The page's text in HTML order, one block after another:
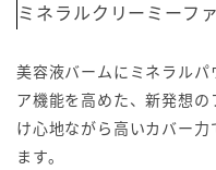
ミネラルクリーミーフ
美容液バームにミネラル
ア機能を高めた、新発想
け心地ながら高いカバー
ます。